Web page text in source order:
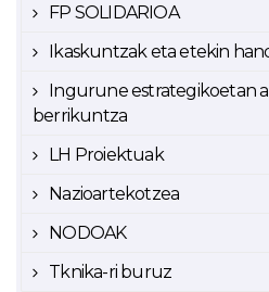
FP SOLIDARIOA
Ikaskuntzak eta etekin
Ingurune estrategikoetan
berrikuntza
LH Proiektuak
Nazioartekotzea
NODOAK
Tknika-ri buruz